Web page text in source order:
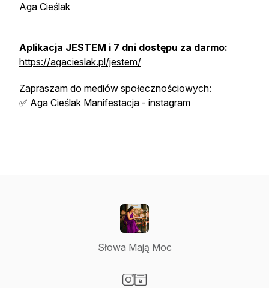
Aga Cieślak
Aplikacja JESTEM i 7 dni dostępu za darmo:
https://agacieslak.pl/jestem/
Zapraszam do mediów społecznościowych:
✅ Aga Cieślak Manifestacja - instagram
Słowa Mają Moc